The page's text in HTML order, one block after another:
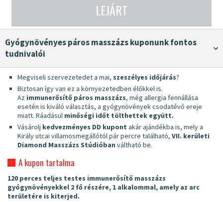
LEJÁRT
gyógynövényes páros masszázs kuponunk fontos
tudnivalói
Megviseli szervezetedet a mai, szeszélyes időjárás?
Biztosan így van ez a környezetedben élőkkel is.
Az immunerősítő páros masszázs, még allergia fennállása
esetén is kiváló választás, a gyógynövények csodatévő ereje
miatt. Ráadásul minőségi időt tölthettek együtt.
Vásárolj kedvezményes DD kupont akár ajándékba is, mely a
Király utcai villamosmegállótól pár percre található, VII. kerületi
Diamond Masszázs Stúdióban váltható be.
A kupon tartalma
120 perces teljes testes immunerősítő masszázs
gyógynövényekkel 2 fő részére, 1 alkalommal, amely az arc
területére is kiterjed.